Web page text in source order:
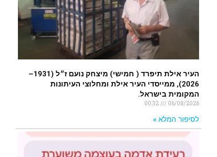
העיר אילת תיפרד ( חמישי) מיצחק נועם ז״ל (1931–
2026), ממייסדי העיר אילת ומחלוצי העיתונות
המקומית בישראל.
06/08/2026
00:32
לסיפור המלא »